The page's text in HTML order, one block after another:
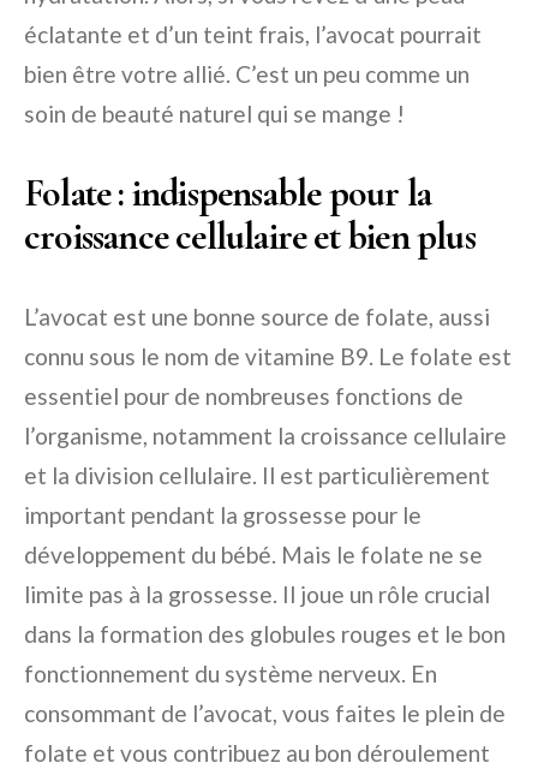
éclatante et d’un teint frais, l’avocat pourrait
bien être votre allié. C’est un peu comme un
soin de beauté naturel qui se mange !
Folate : indispensable pour la
croissance cellulaire et bien plus
L’avocat est une bonne source de folate, aussi
connu sous le nom de vitamine B9. Le folate est
essentiel pour de nombreuses fonctions de
l’organisme, notamment la croissance cellulaire
et la division cellulaire. Il est particulièrement
important pendant la grossesse pour le
développement du bébé. Mais le folate ne se
limite pas à la grossesse. Il joue un rôle crucial
dans la formation des globules rouges et le bon
fonctionnement du système nerveux. En
consommant de l’avocat, vous faites le plein de
folate et vous contribuez au bon déroulement